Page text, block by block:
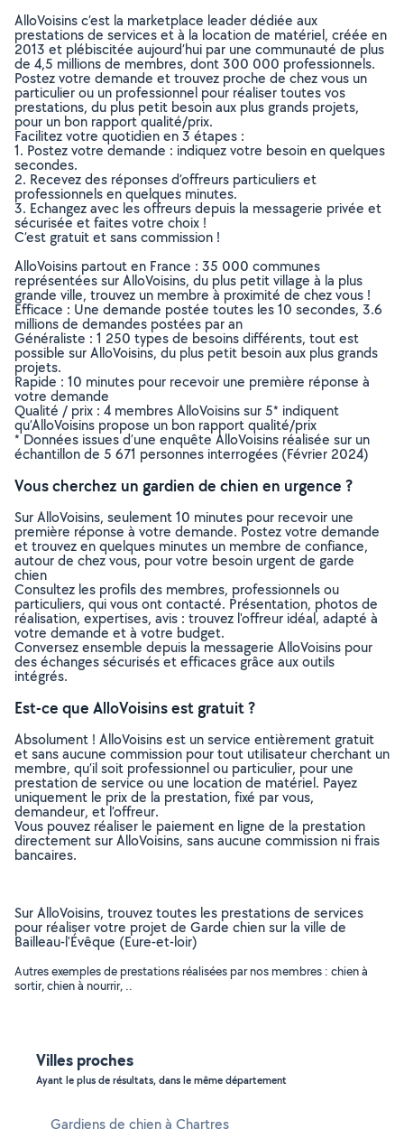
AlloVoisins c’est la marketplace leader dédiée aux
prestations de services et à la location de matériel, créée en
2013 et plébiscitée aujourd’hui par une communauté de plus
de 4,5 millions de membres, dont 300 000 professionnels.
Postez votre demande et trouvez proche de chez vous un
particulier ou un professionnel pour réaliser toutes vos
prestations, du plus petit besoin aux plus grands projets,
pour un bon rapport qualité/prix.
Facilitez votre quotidien en 3 étapes :
1. Postez votre demande : indiquez votre besoin en quelques
secondes.
2. Recevez des réponses d’offreurs particuliers et
professionnels en quelques minutes.
3. Echangez avec les offreurs depuis la messagerie privée et
sécurisée et faites votre choix !
C’est gratuit et sans commission !
AlloVoisins partout en France : 35 000 communes
représentées sur AlloVoisins, du plus petit village à la plus
grande ville, trouvez un membre à proximité de chez vous !
Efficace : Une demande postée toutes les 10 secondes, 3.6
millions de demandes postées par an
Généraliste : 1 250 types de besoins différents, tout est
possible sur AlloVoisins, du plus petit besoin aux plus grands
projets.
Rapide : 10 minutes pour recevoir une première réponse à
votre demande
Qualité / prix : 4 membres AlloVoisins sur 5* indiquent
qu’AlloVoisins propose un bon rapport qualité/prix
* Données issues d’une enquête AlloVoisins réalisée sur un
échantillon de 5 671 personnes interrogées (Février 2024)
Vous cherchez un gardien de chien en urgence ?
Sur AlloVoisins, seulement 10 minutes pour recevoir une
première réponse à votre demande. Postez votre demande
et trouvez en quelques minutes un membre de confiance,
autour de chez vous, pour votre besoin urgent de garde
chien
Consultez les profils des membres, professionnels ou
particuliers, qui vous ont contacté. Présentation, photos de
réalisation, expertises, avis : trouvez l'offreur idéal, adapté à
votre demande et à votre budget.
Conversez ensemble depuis la messagerie AlloVoisins pour
des échanges sécurisés et efficaces grâce aux outils
intégrés.
Est-ce que AlloVoisins est gratuit ?
Absolument ! AlloVoisins est un service entièrement gratuit
et sans aucune commission pour tout utilisateur cherchant un
membre, qu’il soit professionnel ou particulier, pour une
prestation de service ou une location de matériel. Payez
uniquement le prix de la prestation, fixé par vous,
demandeur, et l’offreur.
Vous pouvez réaliser le paiement en ligne de la prestation
directement sur AlloVoisins, sans aucune commission ni frais
bancaires.
Sur AlloVoisins, trouvez toutes les prestations de services
pour réaliser votre projet de Garde chien sur la ville de
Bailleau-l'Évêque (Eure-et-loir)
Autres exemples de prestations réalisées par nos membres : chien à
sortir, chien à nourrir, ..
Villes proches
Ayant le plus de résultats, dans le même département
Gardiens de chien à Chartres